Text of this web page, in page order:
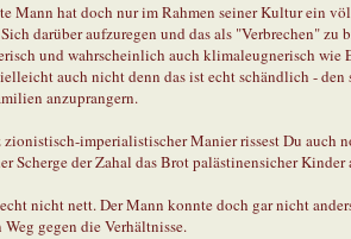
Mann hat doch nur im Rahmen seiner Kultur ein
darüber aufzuregen und das als "Verbrechen" zu
und wahrscheinlich auch klimaleugnerisch
auch nicht denn das ist echt schändlich -
anzuprangern.
zionistisch-imperialistischer Manier rissest Du auch
Scherge der Zahal das Brot palästinensicher Kinder
nicht nett. Der Mann konnte doch gar nicht
Weg gegen die Verhältnisse.